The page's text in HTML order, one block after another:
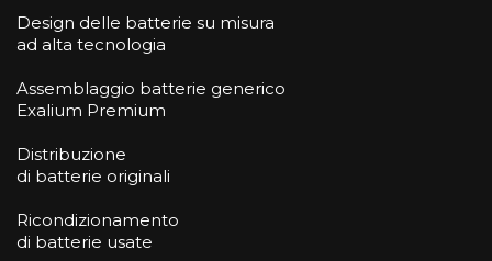
Design delle batterie su misura
ad alta tecnologia
Assemblaggio batterie generico
Exalium Premium
Distribuzione
di batterie originali
Ricondizionamento
di batterie usate